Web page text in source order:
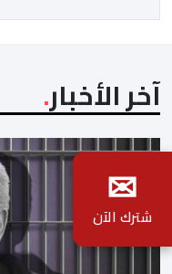
الفنانان طارق بطمة
آخر الأخبار
✉
شترك الآن